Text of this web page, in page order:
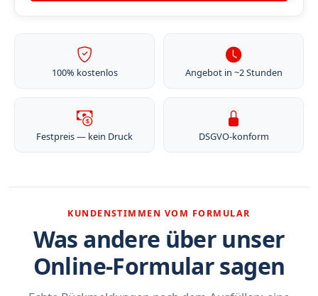
100% kostenlos Angebot in ~2 Stunden
Festpreis — kein Druck DSGVO-konform
KUNDENSTIMMEN VOM FORMULAR
Was andere über unser
Online-Formular sagen